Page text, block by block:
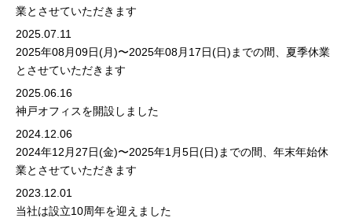
業とさせていただきます
2025.07.11
2025年08月09日(月)〜2025年08月17日(日)までの間、夏季休業
とさせていただきます
2025.06.16
神戸オフィスを開設しました
2024.12.06
2024年12月27日(金)〜2025年1月5日(日)までの間、年末年始休
業とさせていただきます
2023.12.01
当社は設立10周年を迎えました